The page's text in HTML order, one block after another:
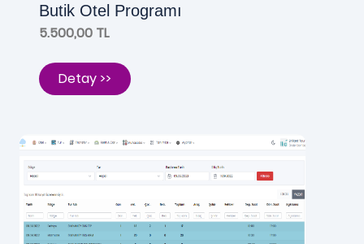
Butik Otel Programı
5.500,00 TL
Detay >>